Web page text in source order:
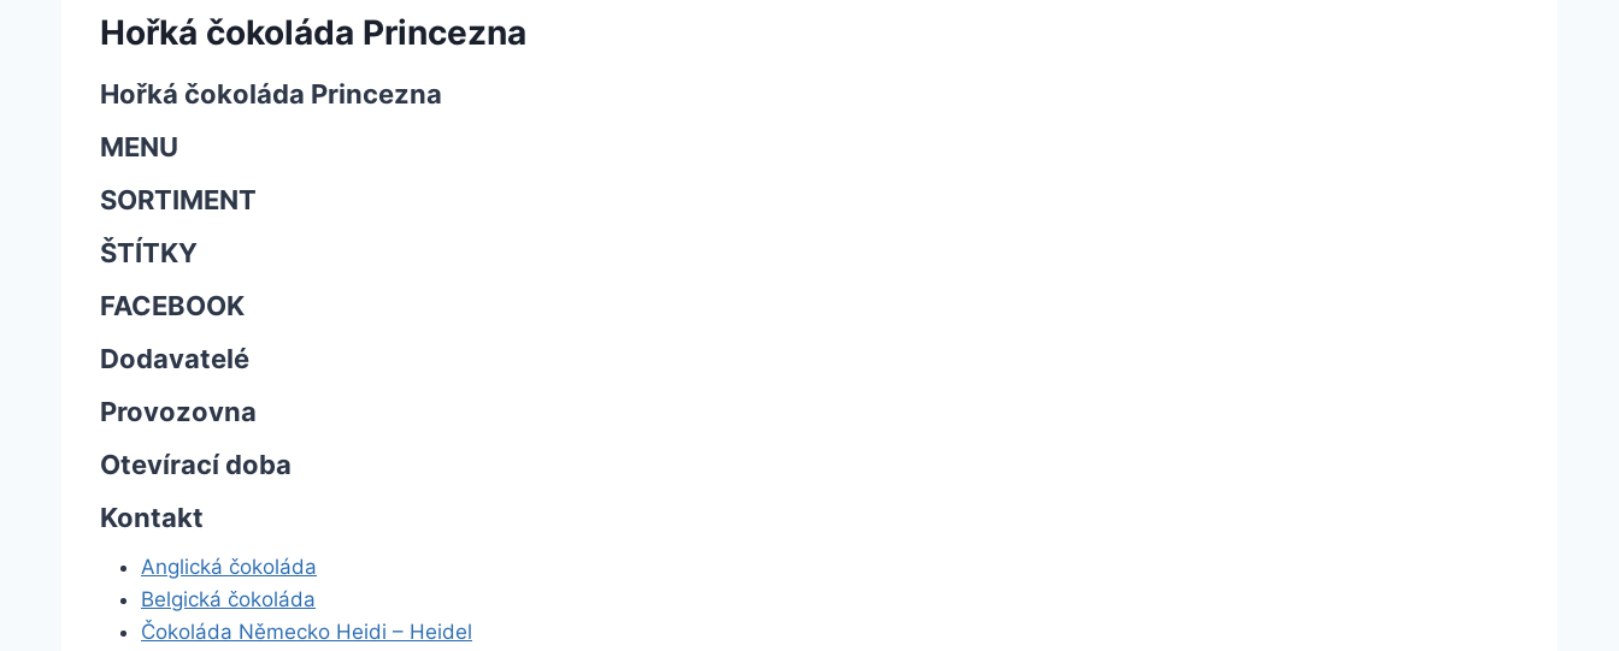
Hořká čokoláda Princezna
Hořká čokoláda Princezna
MENU
SORTIMENT
ŠTÍTKY
FACEBOOK
Dodavatelé
Provozovna
Otevírací doba
Kontakt
Anglická čokoláda
Belgická čokoláda
Čokoláda Německo Heidi – Heidel